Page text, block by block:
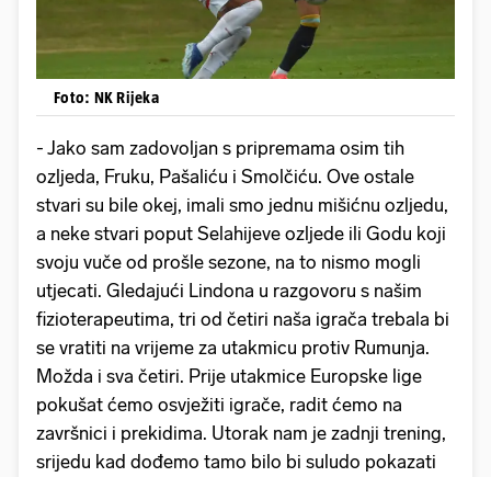
Foto: NK Rijeka
- Jako sam zadovoljan s pripremama osim tih
ozljeda, Fruku, Pašaliću i Smolčiću. Ove ostale
stvari su bile okej, imali smo jednu mišićnu ozljedu,
a neke stvari poput Selahijeve ozljede ili Godu koji
svoju vuče od prošle sezone, na to nismo mogli
utjecati. Gledajući Lindona u razgovoru s našim
fizioterapeutima, tri od četiri naša igrača trebala bi
se vratiti na vrijeme za utakmicu protiv Rumunja.
Možda i sva četiri. Prije utakmice Europske lige
pokušat ćemo osvježiti igrače, radit ćemo na
završnici i prekidima. Utorak nam je zadnji trening,
srijedu kad dođemo tamo bilo bi suludo pokazati